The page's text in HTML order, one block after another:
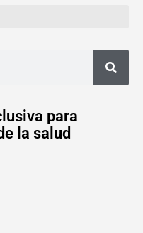
para
la salud